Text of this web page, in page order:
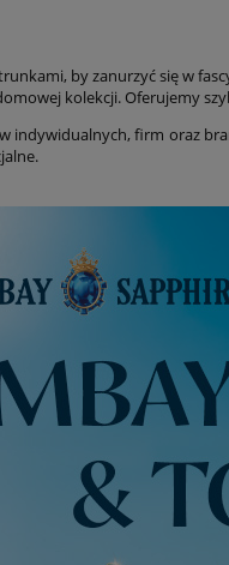
by zanurzyć się w
kolekcji. Oferujemy
firm oraz